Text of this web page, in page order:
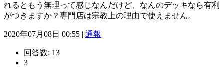
れるともう無理って感じなんだけど、なんのデッキなら有利
がつきますか？専門店は宗教上の理由で使えません。
2020年07月08日 00:55 | 通報
回答数: 13
3